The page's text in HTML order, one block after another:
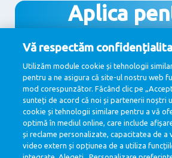
Aplica
Vezi toate pozitiile
Vă respectăm
Utilizăm module cookie și tehnologii
pentru a ne asigura că site-ul nostru web
mod corespunzător. Făcând clic pe
sunteți de acord că noi și partenerii noștri
cookie și tehnologii similare pentru a vă
optimă în mediul online, care include
și reclame personalizate, capacitatea de a
video extern și opțiunea de a utiliza